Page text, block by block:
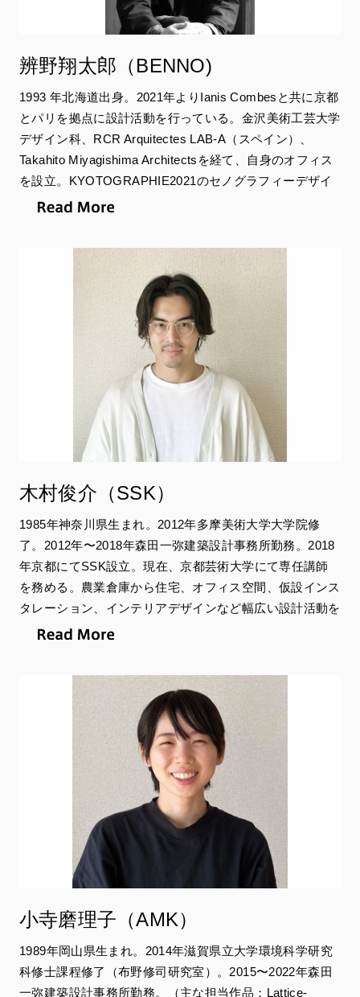
辨野翔太郎（BENNO)
1993 年北海道出身。2021年よりIanis Combesと共に京都
とパリを拠点に設計活動を行っている。金沢美術工芸大学
デザイン科、RCR Arquitectes LAB-A（スペイン）、
Takahito Miyagishima Architectsを経て、自身のオフィス
を設立。KYOTOGRAPHIE2021のセノグラフィーデザイ
ンコンペティションでの最優秀賞受賞を機に
イランの市民と写真家たち
あなたは死なない──もうひとつのイラン蜂起の物語──
木村俊介（SSK）
1985年神奈川県⽣まれ。2012年多摩美術⼤学⼤学院修
了。2012年〜2018年森⽥⼀弥建築設計事務所勤務。2018
年京都にてSSK設⽴。現在、京都芸術⼤学にて専任講師
を務める。農業倉庫から住宅、オフィス空間、仮設インス
タレーション、インテリアデザインなど幅広い設計活動を
展開している。主な著書「世界を⾒る⽬、建築を考える
Kyoto（2022年）、Make Do With Now（2022年_S AM）
ジャイシング・ナゲシュワラン
小寺磨理子（AMK）
1989年岡⼭県⽣まれ。2014年滋賀県⽴⼤学環境科学研究
科修⼠課程修了（布野修司研究室）。2015〜2022年森⽥
⼀弥建築設計事務所勤務。（主な担当作品：Lattice-